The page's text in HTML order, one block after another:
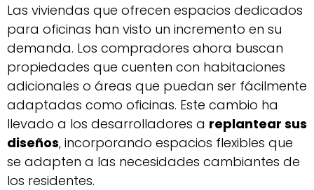
Las viviendas que ofrecen espacios dedicados
para oficinas han visto un incremento en su
demanda. Los compradores ahora buscan
propiedades que cuenten con habitaciones
adicionales o áreas que puedan ser fácilmente
adaptadas como oficinas. Este cambio ha
llevado a los desarrolladores a replantear sus
diseños, incorporando espacios flexibles que
se adapten a las necesidades cambiantes de
los residentes.